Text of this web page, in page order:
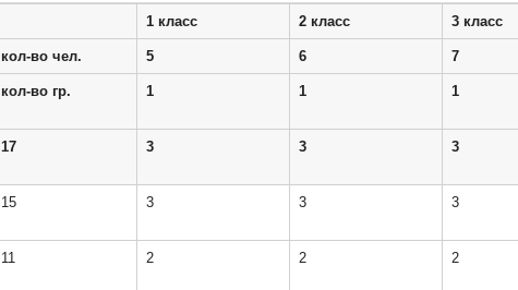
1 класс 2 класс 3 класс
кол-во чел. 5 6 7
кол-во гр. 1 1 1
17 3 3 3
15 3 3 3
11 2 2 2